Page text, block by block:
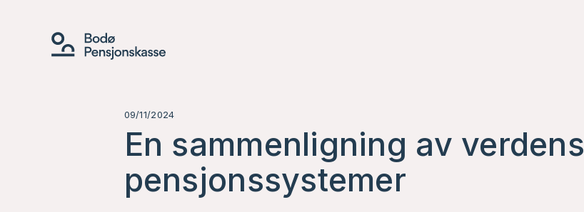
09/11/2024
En sammenligning av verdens
pensjonssystemer